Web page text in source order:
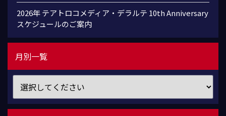
2026年 テアトロコメディア・デラルテ 10th Anniversary
スケジュールのご案内
月別一覧